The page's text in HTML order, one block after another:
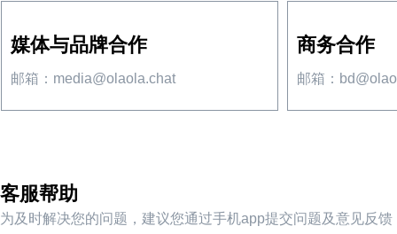
媒体与品牌合作
邮箱：media@olaola.chat
商务合作
邮箱：
客服帮助
为及时解决您的问题，建议您通过手机app提交问题及意见反